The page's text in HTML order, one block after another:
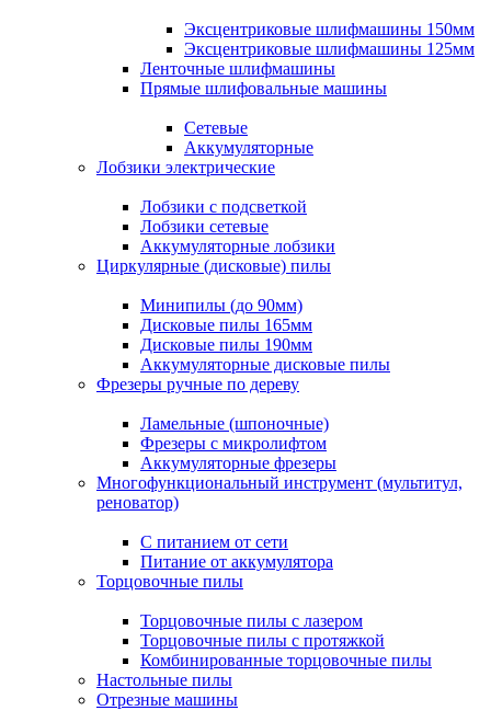
Эксцентриковые шлифмашины 150мм
Эксцентриковые шлифмашины 125мм
Ленточные шлифмашины
Прямые шлифовальные машины
Сетевые
Аккумуляторные
Лобзики электрические
Лобзики с подсветкой
Лобзики сетевые
Аккумуляторные лобзики
Циркулярные (дисковые) пилы
Минипилы (до 90мм)
Дисковые пилы 165мм
Дисковые пилы 190мм
Аккумуляторные дисковые пилы
Фрезеры ручные по дереву
Ламельные (шпоночные)
Фрезеры с микролифтом
Аккумуляторные фрезеры
Многофункциональный инструмент (мультитул,
реноватор)
С питанием от сети
Питание от аккумулятора
Торцовочные пилы
Торцовочные пилы с лазером
Торцовочные пилы с протяжкой
Комбинированные торцовочные пилы
Настольные пилы
Отрезные машины